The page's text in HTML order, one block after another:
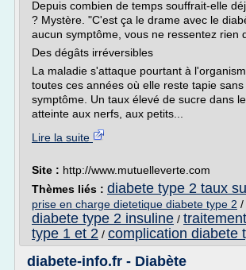
Depuis combien de temps souffrait-elle
? Mystère. "C'est ça le drame avec le
aucun symptôme, vous ne ressentez rien
Des dégâts irréversibles
La maladie s'attaque pourtant à
toutes ces années où elle reste tapie
symptôme. Un taux élevé de sucre dans
atteinte aux nerfs, aux petits...
Lire la suite
Site : http://www.mutuelleverte.com
Thèmes liés : diabete type 2 taux
prise en charge dietetique diabete type 2 /
diabete type 2 insuline /
type 1 et 2 / complication diabete
diabete-info.fr - Diabète